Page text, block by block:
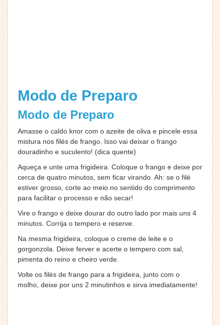
Modo de Preparo
Modo de Preparo
Amasse o caldo knor com o azeite de oliva e pincele essa
mistura nos filés de frango. Isso vai deixar o frango
douradinho e suculento! (dica quente)
Aqueça e unte uma frigideira. Coloque o frango e deixe por
cerca de quatro minutos, sem ficar virando. Ah: se o filé
estiver grosso, corte ao meio no sentido do comprimento
para facilitar o processo e não secar!
Vire o frango e deixe dourar do outro lado por mais uns 4
minutos. Corrija o tempero e reserve.
Na mesma frigideira, coloque o creme de leite e o
gorgonzola. Deixe ferver e acerte o tempero com sal,
pimenta do reino e cheiro verde.
Volte os filés de frango para a frigideira, junto com o
molho, deixe por uns 2 minutinhos e sirva imediatamente!